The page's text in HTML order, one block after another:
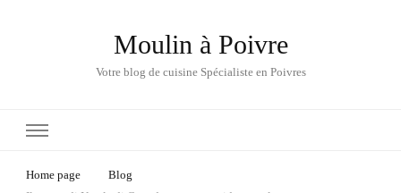
Moulin à Poivre
Votre blog de cuisine Spécialiste en Poivres
Home page
Blog